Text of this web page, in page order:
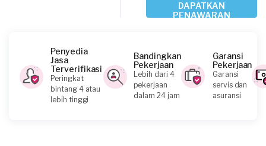
Dian requested Pemasangan Pintu & Jendela
Request Fulfilled
Kurang dari Rp1.000.000
DAPATKAN
PENAWARAN
Penyedia
Jasa
Terverifikasi
Peringkat
bintang 4 atau
lebih tinggi
Bandingkan
Pekerjaan
Lebih dari 4
pekerjaan
dalam 24 jam
Garansi
Pekerjaan
Garansi
servis dan
asuransi